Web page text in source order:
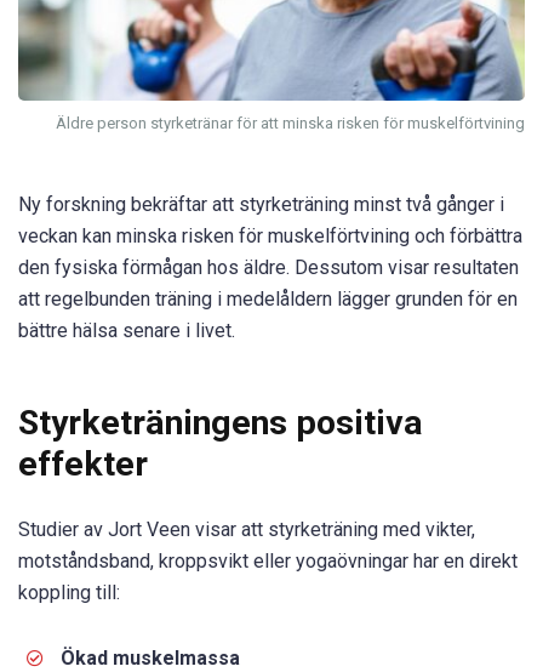
Äldre person styrketränar för att minska risken för muskelförtvining
Ny forskning bekräftar att styrketräning minst två gånger i
veckan kan minska risken för muskelförtvining och förbättra
den fysiska förmågan hos äldre. Dessutom visar resultaten
att regelbunden träning i medelåldern lägger grunden för en
bättre hälsa senare i livet.
Styrketräningens positiva
effekter
Studier av Jort Veen visar att styrketräning med vikter,
motståndsband, kroppsvikt eller yogaövningar har en direkt
koppling till:
Ökad muskelmassa